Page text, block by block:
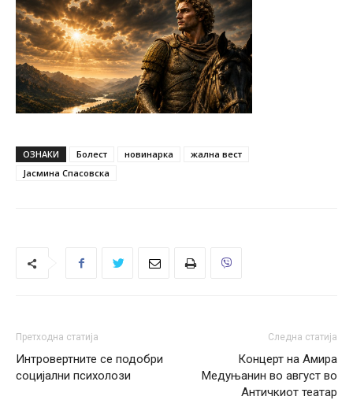
ОЗНАКИ Болест новинарка
жална вест
Јасмина Спасовска
Претходна статија
Интровертните се подобри
социјални психолози
Следна статија
Концерт на Амира
Медуњанин во август во
Античкиот театар